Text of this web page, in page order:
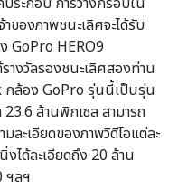
ของภาพชนะเลิศจะได้รับ
GoPro HERO9
างวัลรองชนะเลิศสองท่าน
กล้อง GoPro รุ่นนี้เป็นรุ่น
ล้านพิกเซล สามารถ
ละเอียดของภาพวิดีโอแต่ละ
ได้ละเอียดถึง 20 ล้าน
ฯลฯ